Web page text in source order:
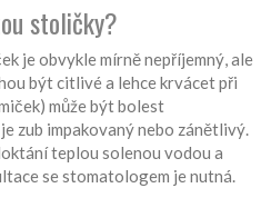
stoličky?
je obvykle mírně nepříjemný, ale
být citlivé a lehce krvácet při
může být bolest
zub impakovaný nebo zánětlivý.
teplou solenou vodou a
se stomatologem je nutná.